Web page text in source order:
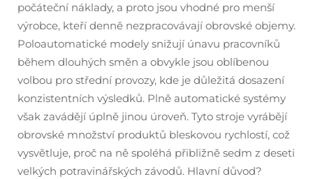
počáteční náklady, a proto jsou vhodné pro menší
výrobce, kteří denně nezpracovávají obrovské objemy.
Poloautomatické modely snižují únavu pracovníků
během dlouhých směn a obvykle jsou oblíbenou
volbou pro střední provozy, kde je důležitá dosazení
konzistentních výsledků. Plně automatické systémy
však zavádějí úplně jinou úroveň. Tyto stroje vyrábějí
obrovské množství produktů bleskovou rychlostí, což
vysvětluje, proč na ně spoléhá přibližně sedm z deseti
velkých potravinářských závodů. Hlavní důvod?